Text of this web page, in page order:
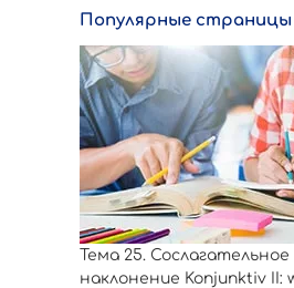
Популярные страницы
Тема 25. Сослагательное
наклонение Konjunktiv II: